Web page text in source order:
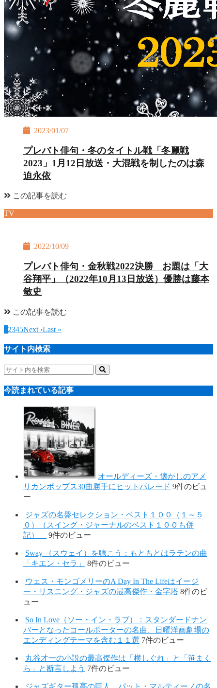
2023/01/07
プレバト俳句・冬のタイトル戦「冬麗戦
2023」1月12日放送・大混戦を制したのは森
迫永依
この記事を読む
TV
2022/10/09
プレバト俳句・金秋戦2022決勝 お題は「大
谷翔平」（2022年10月13日放送）優勝は藤本
敏史
この記事を読む
2345Next ›Last »
サイト内検索
今読まれている記事
オールディーズ・懐かしのアメ
リカンポップス30曲勝手にヒットパレード 9件のビュ
ー
ジャズの名盤セレクション・ベスト１００（１～５
０）（スイング・ジャーナルのベスト１００も併
記）
9件のビュー
Sway （スウェイ）を聴こう：もともとはラテンの曲
「キエン・セラ」
8件のビュー
ウェス・モンゴメリーのA Day In The Lifeはイージ
ー・リスニング・ジャズの最高傑作・金字塔 8件のビ
ュー
So In Love（ソー・イン・ラブ）：スタンダードナン
バーとなったコールポーターの名曲、日曜洋画劇場の
エンディングテーマを含む１１選 7件のビュー
丸谷才一の小説の最高傑作は「横しぐれ」と「笹まく
ら」と断言しよう 7件のビュー
ジャズギター孤高の巨人、パット・マルティーノの名